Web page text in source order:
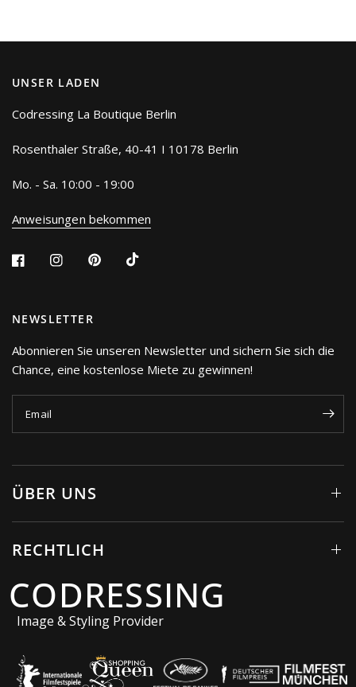
UNSER LADEN
Codressing La Boutique Berlin
Rosenthaler Straße, 40-41 I 10178 Berlin
Mo. - Sa. 10:00 - 19:00
Anweisungen bekommen
NEWSLETTER
Abonnieren Sie unseren Newsletter und sichern Sie sich die
Chance, eine kostenlose Miete zu gewinnen!
Email
ÜBER UNS
RECHTLICH
CODRESSING
Image & Styling Provider